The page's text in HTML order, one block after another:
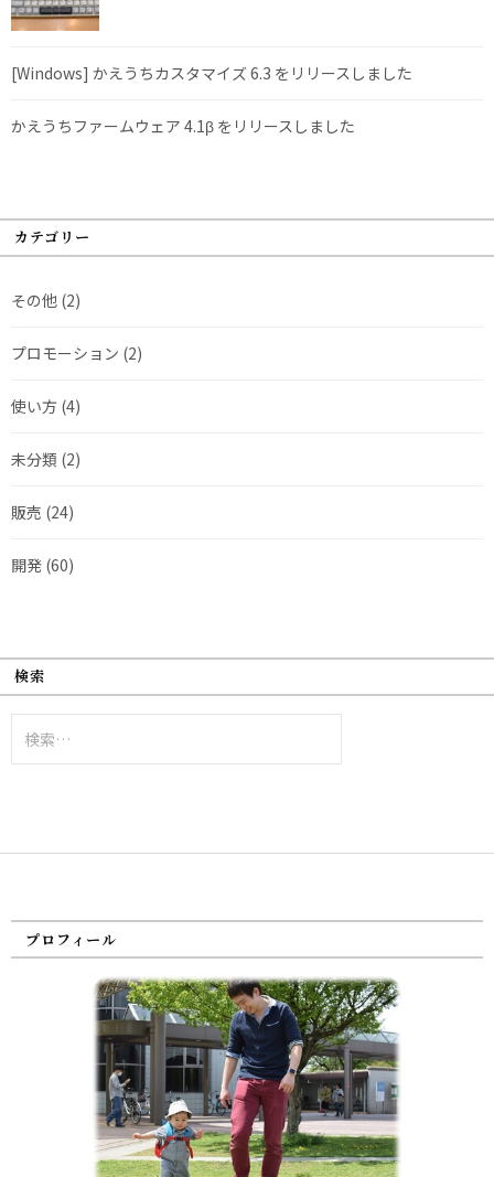
[Windows] かえうちカスタマイズ 6.3 をリリースしました
かえうちファームウェア 4.1β をリリースしました
カテゴリー
その他 (2)
プロモーション (2)
使い方 (4)
未分類 (2)
販売 (24)
開発 (60)
検索
索:
プロフィール